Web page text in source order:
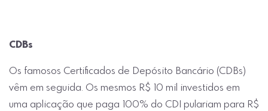
CDBs
Os famosos Certificados de Depósito Bancário (CDBs)
vêm em seguida. Os mesmos R$ 10 mil investidos em
uma aplicação que paga 100% do CDI pulariam para R$